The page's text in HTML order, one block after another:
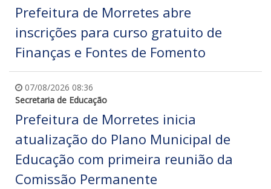
Prefeitura de Morretes abre
inscrições para curso gratuito de
Finanças e Fontes de Fomento
07/08/2026 08:36
Secretaria de Educação
Prefeitura de Morretes inicia
atualização do Plano Municipal de
Educação com primeira reunião da
Comissão Permanente